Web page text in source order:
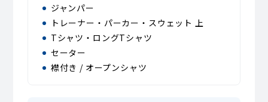
ジャンパー
トレーナー・パーカー・スウェット 上
Tシャツ・ロングTシャツ
セーター
襟付き / オープンシャツ